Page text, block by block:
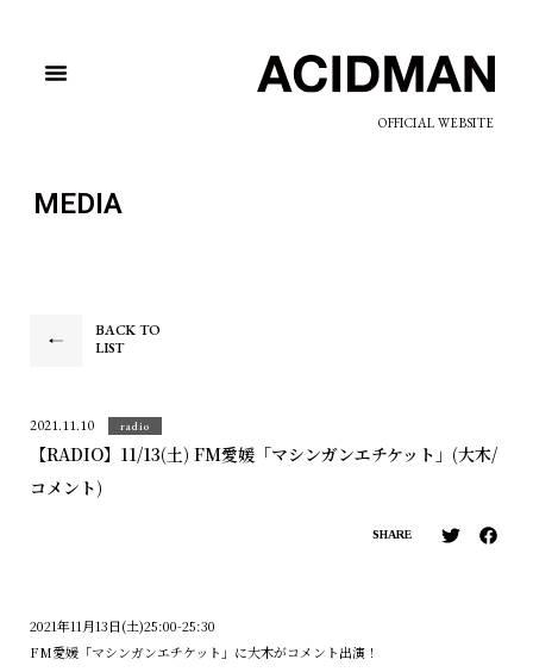
OFFICIAL WEBSITE
MEDIA
BACK TO
LIST
2021.11.10 radio
【RADIO】11/13(土) FM愛媛「マシンガンエチケット」(大木/
コメント)
SHARE
2021年11月13日(土)25:00-25:30
FM愛媛「マシンガンエチケット」に大木がコメント出演！